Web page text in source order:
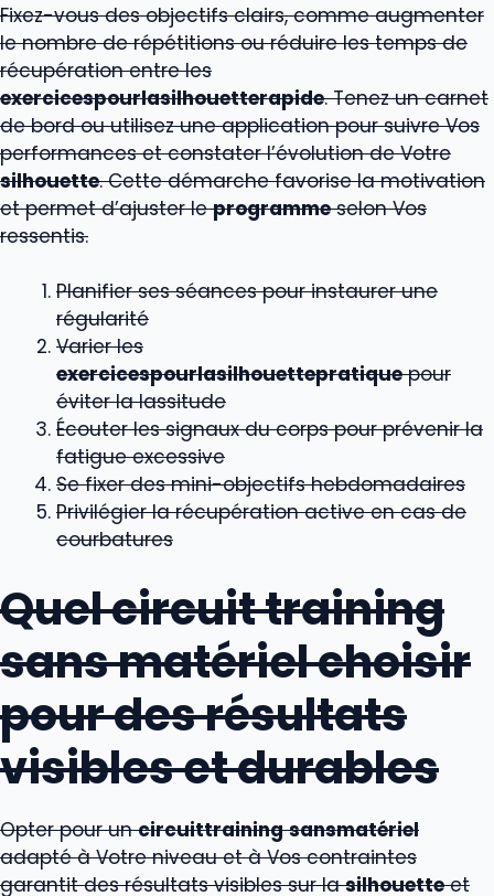
Fixez-vous des objectifs clairs, comme augmenter
le nombre de répétitions ou réduire les temps de
récupération entre les
exercicespourlasilhouetterapide. Tenez un carnet
de bord ou utilisez une application pour suivre Vos
performances et constater l’évolution de Votre
silhouette. Cette démarche favorise la motivation
et permet d’ajuster leprogrammeselon Vos
ressentis.
Planifier ses séances pour instaurer une
régularité
Varier les
exercicespourlasilhouettepratiquepour
éviter la lassitude
Écouter les signaux du corps pour prévenir la
fatigue excessive
Se fixer des mini-objectifs hebdomadaires
Privilégier la récupération active en cas de
courbatures
Quel circuit training
sans matériel choisir
pour des résultats
visibles et durables
Opter pour uncircuittraining sansmatériel
adapté à Votre niveau et à Vos contraintes
garantit des résultats visibles sur lasilhouetteet